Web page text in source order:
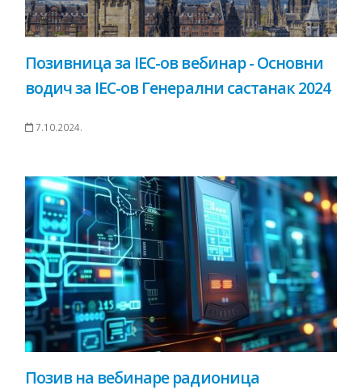
Позивница за IEC-ов вебинар - Основни
водич за IEC-ов Генерални састанак 2024
7.10.2024.
Позив на вебинаре радионица